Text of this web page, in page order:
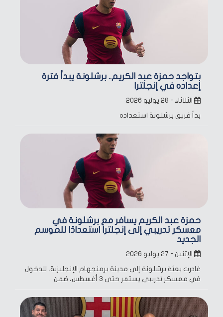
بتواجد حمزة عبد الكريم.. برشلونة يبدأ فترة
إعداده في إنجلترا
الثلاثاء - ٢٨ يوليو ٢٠٢٦
بدأ فريق برشلونة استعداده
حمزة عبد الكريم يسافر مع برشلونة في
معسكر تدريبي إلى إنجلترا استعدادًا للموسم
الجديد
الإثنين - ٢٧ يوليو ٢٠٢٦
غادرت بعثة برشلونة إلى مدينة برمنجهام الإنجليزية، للدخول
في معسكر تدريبي يستمر حتى 3 أغسطس، ضمن